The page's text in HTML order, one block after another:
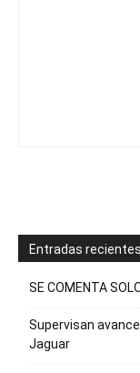
Entradas recientes
SE COMENTA
Supervisan
Jaguar